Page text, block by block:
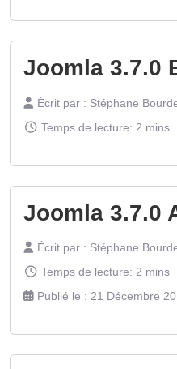
Joomla 3.7.0
Écrit par : Stéphane
Temps de lecture: 2 mins
Joomla 3.7.0
Écrit par : Stéphane
Temps de lecture: 2 mins
Publié le : 21 Décembre